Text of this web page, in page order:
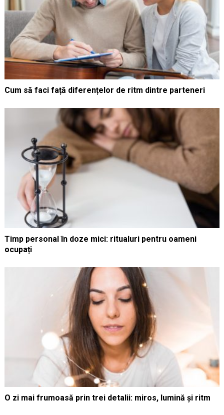
Cum să faci față diferențelor de ritm dintre parteneri
Timp personal în doze mici: ritualuri pentru oameni
ocupați
O zi mai frumoasă prin trei detalii: miros, lumină și ritm